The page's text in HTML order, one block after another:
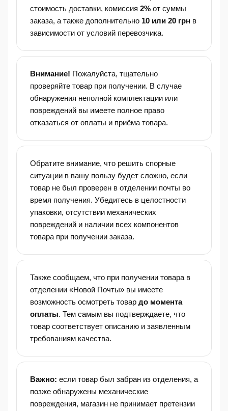
стоимость доставки, комиссия 2% от суммы
заказа, а также дополнительно 10 или 20 грн в
зависимости от условий перевозчика.
Внимание! Пожалуйста, тщательно
проверяйте товар при получении. В случае
обнаружения неполной комплектации или
повреждений вы имеете полное право
отказаться от оплаты и приёма товара.
Обратите внимание, что решить спорные
ситуации в вашу пользу будет сложно, если
товар не был проверен в отделении почты во
время получения. Убедитесь в целостности
упаковки, отсутствии механических
повреждений и наличии всех компонентов
товара при получении заказа.
Также сообщаем, что при получении товара в
отделении «Новой Почты» вы имеете
возможность осмотреть товар до момента
оплаты. Тем самым вы подтверждаете, что
товар соответствует описанию и заявленным
требованиям качества.
Важно: если товар был забран из отделения, а
позже обнаружены механические
повреждения, магазин не принимает претензии